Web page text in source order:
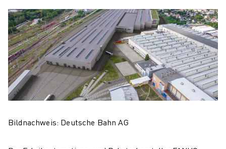
ROBOTER-STEUERUNGEN
ROBOTER-ZUBEHÖR
ROBOTER-SOFTWARE
SIMULATIONSSOFTWARE
ROBOTIK-PRODUKTE FÜR DEN BILDUNGSBEREICH
ROBOTER-AUTOMATISIERUNG
KOMPAKTE CNC-BEARBEITUNGSZENTREN
ROBODRILL-FILTER
ROBODRILL HARDWARE
Bildnachweis: Deutsche Bahn AG